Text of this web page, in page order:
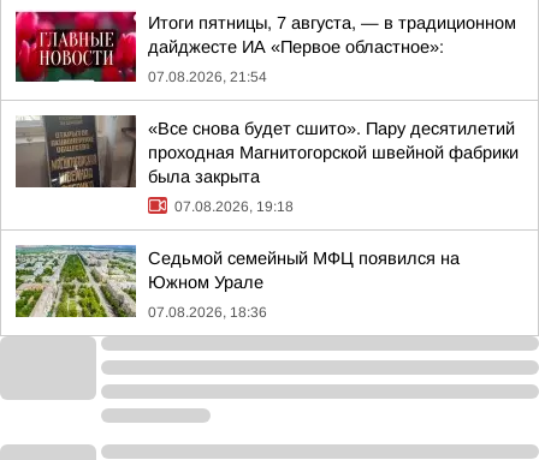
Итоги пятницы, 7 августа, — в традиционном
дайджесте ИА «Первое областное»:
07.08.2026, 21:54
«Все снова будет сшито». Пару десятилетий
проходная Магнитогорской швейной фабрики
была закрыта
07.08.2026, 19:18
Седьмой семейный МФЦ появился на
Южном Урале
07.08.2026, 18:36